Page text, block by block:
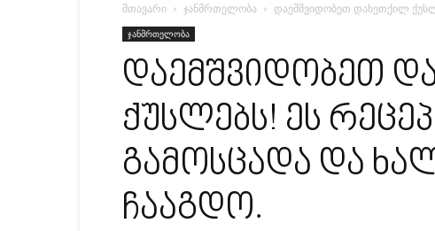
მთავარი ჯანმრთელობა დაემშვიდობეთ დახეთქილ
ჯანმრთელობა
დაემშვიდობეთ
ქუსლებს! ეს
გამოსცადა და
ჩააგდო.